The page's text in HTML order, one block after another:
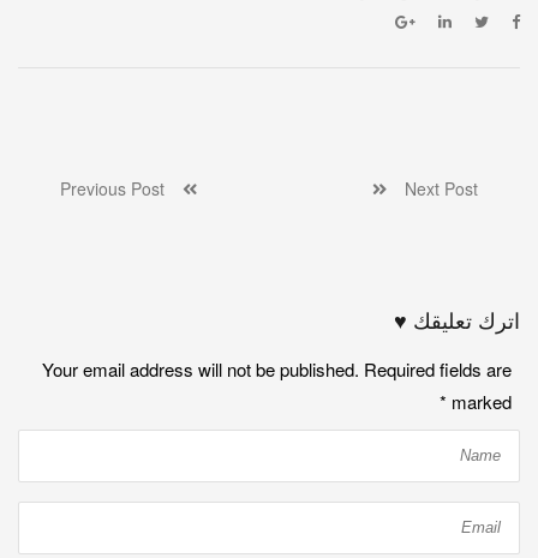
Next Post
اترك تعليقك ♥
Your email address will not be published. Required fields are
marked
*